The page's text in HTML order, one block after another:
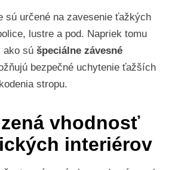
sú určené na zavesenie ťažkých
lustre a pod. Napriek tomu
ako sú špeciálne závesné
bezpečné uchytenie ťažších
stropu.
vhodnosť
interiérov